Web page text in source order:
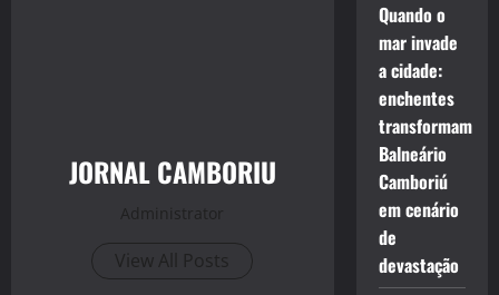
JORNAL CAMBORIU
Administrator
View All Posts
Quando o
mar invade
a cidade:
enchentes
transformam
Balneário
Camboriú
em cenário
de
devastação